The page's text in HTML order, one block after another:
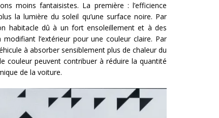
moins fantaisistes. La première : l’efficience
la lumière du soleil qu’une surface noire. Par
habitacle dû à un fort ensoleillement et à des
l’extérieur pour une couleur claire. Par
à absorber sensiblement plus de chaleur du
couleur peuvent contribuer à réduire la quantité
de la voiture.